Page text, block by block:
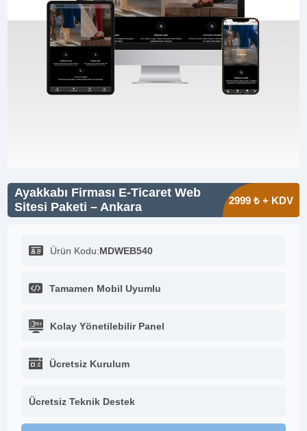
Ayakkabı Firması E-Ticaret Web
Sitesi Paketi – Ankara
2999 ₺ + KDV
Ürün Kodu:MDWEB540
Tamamen Mobil Uyumlu
Kolay Yönetilebilir Panel
Ücretsiz Kurulum
Ücretsiz Teknik Destek